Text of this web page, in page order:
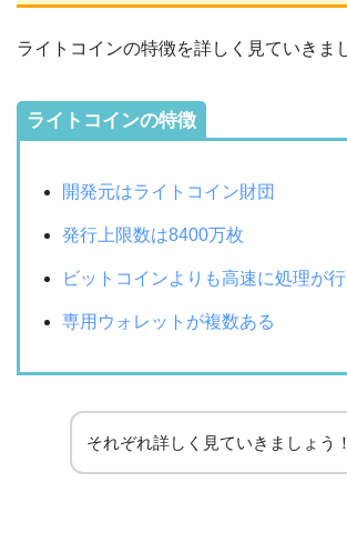
ライトコインの特徴を詳しく見ていきま
ライトコインの特徴
開発元はライトコイン財団
発行上限数は8400万枚
ビットコインよりも高速に処理が
専用ウォレットが複数ある
それぞれ詳しく見ていきましょう！